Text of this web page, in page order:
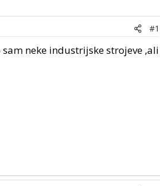
#1
neke industrijske strojeve ,ali